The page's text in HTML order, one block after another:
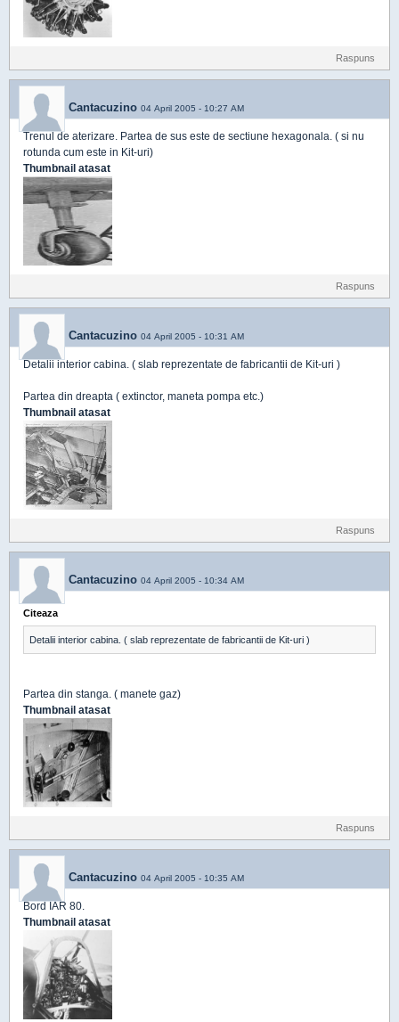
Raspuns
Cantacuzino 04 April 2005 - 10:27 AM
Trenul de aterizare. Partea de sus este de sectiune hexagonala. ( si nu
rotunda cum este in Kit-uri)
Thumbnail atasat
Raspuns
Cantacuzino 04 April 2005 - 10:31 AM
Detalii interior cabina. ( slab reprezentate de fabricantii de Kit-uri )
Partea din dreapta ( extinctor, maneta pompa etc.)
Thumbnail atasat
Raspuns
Cantacuzino 04 April 2005 - 10:34 AM
Citeaza
Detalii interior cabina. ( slab reprezentate de fabricantii de Kit-uri )
Partea din stanga. ( manete gaz)
Thumbnail atasat
Raspuns
Cantacuzino 04 April 2005 - 10:35 AM
Bord IAR 80.
Thumbnail atasat